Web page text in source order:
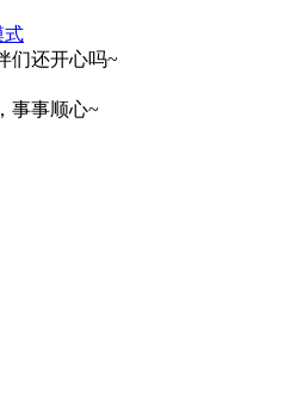
式
们还开心吗~
事事顺心~